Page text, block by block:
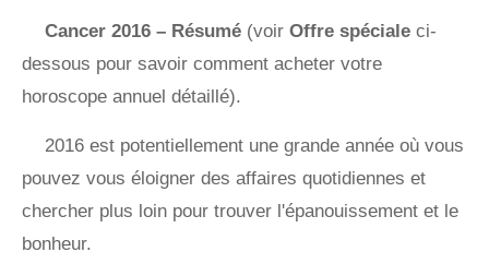
Cancer 2016 – Résumé (voir Offre spéciale ci-
dessous pour savoir comment acheter votre
horoscope annuel détaillé).
2016 est potentiellement une grande année où vous
pouvez vous éloigner des affaires quotidiennes et
chercher plus loin pour trouver l'épanouissement et le
bonheur.